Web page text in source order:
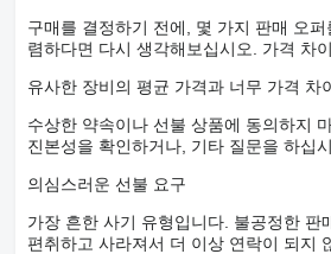
구매를 결정하기 전에, 몇 가지 판매 오
렴하다면 다시 생각해보십시오. 가격 차
유사한 장비의 평균 가격과 너무 가격 차
수상한 약속이나 선불 상품에 동의하지
진본성을 확인하거나, 기타 질문을 하십시
의심스러운 선불 요구
가장 흔한 사기 유형입니다. 불공정한
편취하고 사라져서 더 이상 연락이 되지